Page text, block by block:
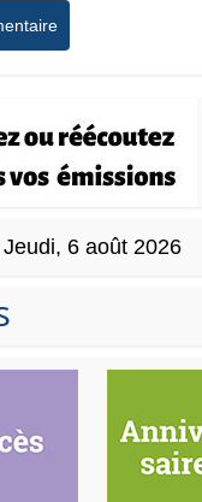
Jeudi, 6 août 2026